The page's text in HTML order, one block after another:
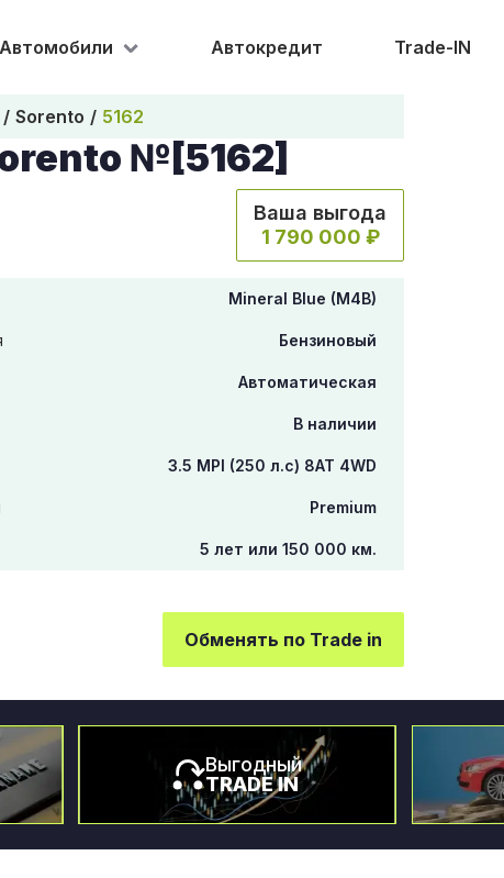
Автомобили Автокредит Trade-IN
Sorento 5162
№[5162]
Ваша выгода
1 790 000 ₽
Mineral Blue (M4B)
Бензиновый
Автоматическая
В наличии
3.5 MPI (250 л.с) 8AT 4WD
Premium
5 лет или 150 000 км.
Обменять по Trade in
Выгодный
TRADE IN